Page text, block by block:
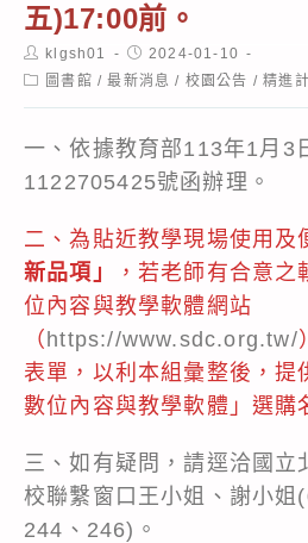
五)17:00前。
Post
author:
klgsh01
Post
published:
2024-01-10
Post圖書館 / 最新消息 / 校園公告 / 精進
一、依據教育部113年1月3
1122705425號函辦理。
二、為貼近教學現場使用及
新品項」
，若老師有合意
位內容與教學軟體網站
（https://www.sdc.org.tw/
表單，以利本組彙整後，提
數位內容與教學軟體」選購
三、如有疑問，請逕洽國立
校聯繫窗口王小姐、謝小
244、246)。